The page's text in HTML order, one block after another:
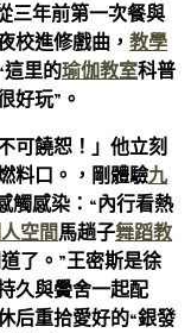
三年前第一次餐與
校進修戲曲， 教學
這里的瑜伽教室科普
好玩”。
可饒恕！」他立刻
料口。，剛體驗九
觸感染：“內行看熱
空間馬趟子舞蹈教
了。”王密斯是徐
久與黌舍一起配
后重拾愛好的“銀發